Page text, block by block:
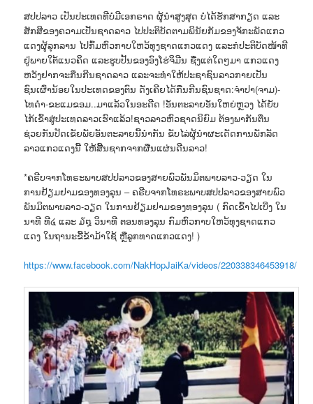
ສປປລາວ ເປັນປະເທດທີບໍ່ມີເອກຣາດ ຜູ້ນຳສູງສຸດ ບໍ່ໄດ້ຮັກສາກຽດ ແລະ
ສັກສີຂອງຄວາມເປັນຊາດລາວ ໄປປະຕິບັດຕາມພິນັຍກັມຂອງຈັກະພັດແກວ
ແດງຜູ້ລຸກລານ ໄປກົ້ມຫົວກາບໃຫວ້ທຸງຊາດແກວແດງ ແລະກໍປະຕິບັດໜ້າທີ
ຢູ່ພາຍໃຕ້ແນວຄິດ ແລະຮູບປັ້ນຂອງອົງໂຮ່ຈິມີນ ຊື່ງແຕ່ໃດໆມາ ແກວແດງ
ຫວັງຢາກຈະກືນກີນຊາດລາວ ແລະຈະທຳໃຫ້ປະຊາຊົນລາວກາຍເປັນ
ຊົນເຜົ່ານ້ອຍໃນປະເທດຂອງຕົນ ດັ່ງເຄີຍໄດ້ກືນກີນຊົນຊາດ:ຈຳປາ(ຈາມ)-
ໄທດຳ-ຂະແມຂອມ..ມາແລ້ວໃນອະດີດ !ອັນຕະລາຍອັນໃຫຍ່ຫຼວງ ໄດ້ຍັບ
ໄກ້ເຂົ້າສູ່ປະເທດລາວເຮົາແລ້ວ!ຊາວລາວຫົວຊາດນິຍົມ ຕ້ອງພາກັນຕືນ
ຊ່ວຍກັນປັດເຂັຍພັຍອັນຕະລາຍນີ້ນຳກັນ ຂັບໄລ່ຜູ້ນຳຜະເດັດການພັກລັດ
ລາວແກວແດງນີ້ ໃຫ້ສີ້ນຊາກຈາກຜືນແຜ່ນດີນລາວ!
*ຄຣີບຈາກໂທຣະພາບສປປລາວຂອງສາຍພົວພັນມິຕພາບລາວ-ວຽດ ໃນ
ການຢ້ຽມຢາມຂອງທອງລຸນ – ຄຣີບຈາກໂທຣະພາບສປປລາວຂອງສາຍພົວ
ພັນມິຕພາບລາວ-ວຽດ ໃນການຢ້ຽມຢາມຂອງທອງລຸນ ( ກົດເຂົ້າໄປເບີ່ງ ໃນ
ນາທີ ທີ໔ ແລະ ໓໘ ວິນາທີ ຕອນທອງລຸນ ກົມຫົວກາບໃຫວ້ທຸງຊາດແກວ
ແດງ ໃນຖານະຂີ້ຂ້າມ້າໃຊ້ ຫຼືລູກທາດແກວແດງ! )
https://www.facebook.com/NakHopJaiKa/videos/220338346453918/